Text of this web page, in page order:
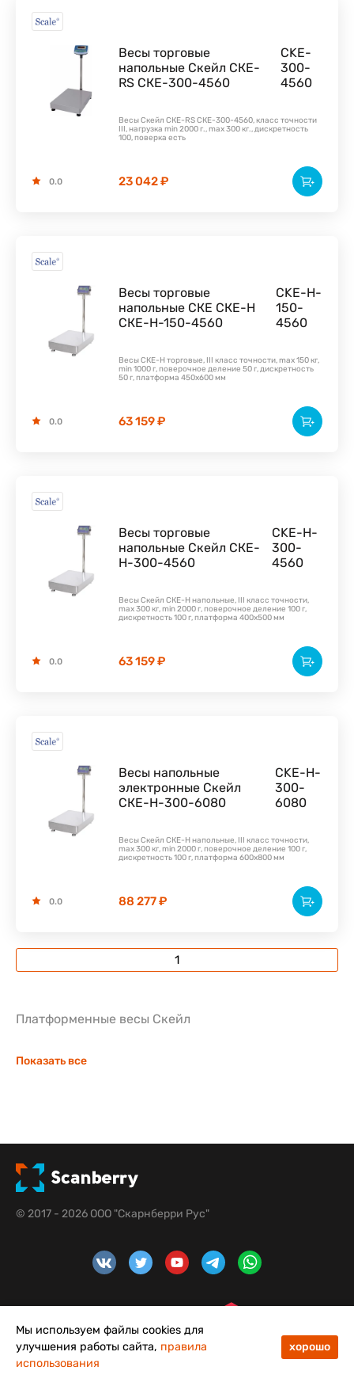
Весы торговые
напольные Скейл СКЕ-
RS СКЕ-300-4560
CKE-
300-
4560
Весы Скейл СКЕ-RS СКЕ-300-4560, класс точности
III, нагрузка min 2000 г., max 300 кг., дискретность
100, поверка есть
23 042 ₽
0.0
Весы торговые
напольные СКЕ СКЕ-Н
СКЕ-Н-150-4560
CKE-H-
150-
4560
Весы СКЕ-Н торговые, III класс точности, max 150 кг,
min 1000 г, поверочное деление 50 г, дискретность
50 г, платформа 450х600 мм
63 159 ₽
0.0
Весы торговые
напольные Скейл СКЕ-
Н-300-4560
CKE-H-
300-
4560
Весы Скейл СКЕ-Н напольные, III класс точности,
max 300 кг, min 2000 г, поверочное деление 100 г,
дискретность 100 г, платформа 400х500 мм
63 159 ₽
0.0
Весы напольные
электронные Скейл
СКЕ-Н-300-6080
CKE-H-
300-
6080
Весы Скейл СКЕ-Н напольные, III класс точности,
max 300 кг, min 2000 г, поверочное деление 100 г,
дискретность 100 г, платформа 600х800 мм
88 277 ₽
0.0
1
Платформенные весы Скейл
Показать все
© 2017 - 2026 ООО "Скарнберри Рус"
48
Мы используем файлы cookies для
улучшения работы сайта, правила
использования
хорошо